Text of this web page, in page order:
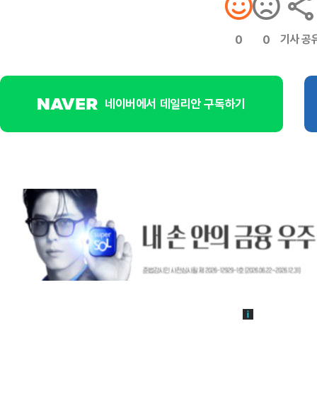
0 0 기사 공
네이버에서 데일리안 구독하기